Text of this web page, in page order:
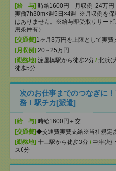
[給 与] 時給1600円 月収例 24万円
実働7h30m×週5日×4週 ※月収例を保
はありません。※給与即受取りサービ
用条件有）
[交通費] 1ヶ月3万円を上限として実費
[月収例] 20～25万円
[勤務地] 淀屋橋駅から徒歩2分 / 北浜(
徒歩5分
次のお仕事までのつなぎに
務！駅チカ[派遣]
[給 与] 時給1600円＋交
[交通費]◆交通費実費支給※当社規定
[勤務地] 十三駅から徒歩3分 / 中津(地
ス6分